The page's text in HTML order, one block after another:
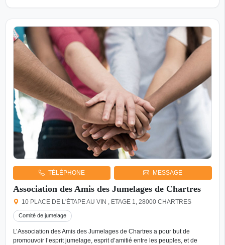
TÉLÉPHONE MESSAGE
Association des Amis des Jumelages de Chartres
10 PLACE DE L'ÉTAPE AU VIN , ETAGE 1, 28000 CHARTRES
Comité de jumelage
L’Association des Amis des Jumelages de Chartres a pour but de
promouvoir l’esprit jumelage, esprit d’amitié entre les peuples, et de